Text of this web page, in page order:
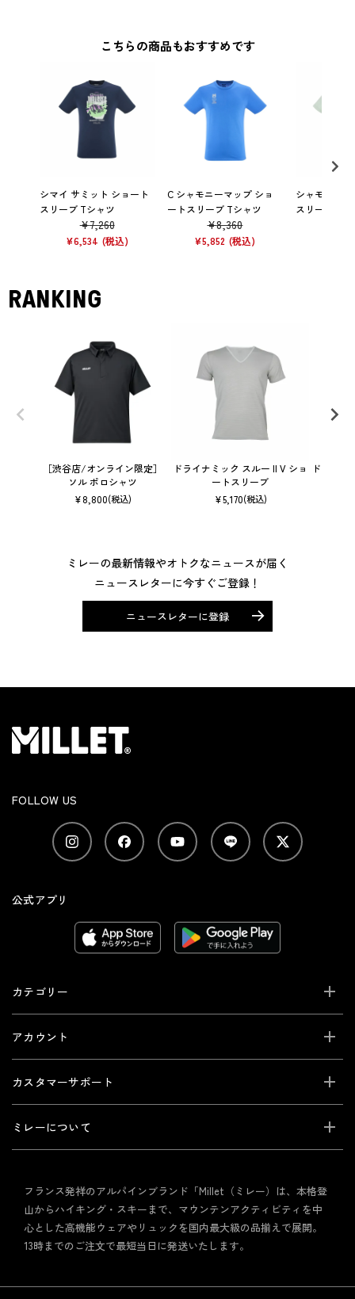
こちらの商品もおすすめです
シマイ サミット ショート
スリーブ Tシャツ
¥7,260
¥6,534
C シャモニーマップ ショ
ートスリーブ Tシャツ
¥8,360
¥5,852
シャモニー
スリーブ Tシ
RANKING
［渋谷店/オンライン限定］
ソル ポロシャツ
¥8,800(税込)
ドライナミック スルー II V ショ
ートスリーブ
¥5,170(税込)
ドライナ
ミレーの最新情報やオトクなニュースが届く
ニュースレターに今すぐご登録！
ニュースレターに登録
FOLLOW US
公式アプリ
カテゴリー
アカウント
カスタマーサポート
ミレーについて
フランス発祥のアルパインブランド「Millet（ミレー）は、本格登
山からハイキング・スキーまで、マウンテンアクティビティを中
心とした高機能ウェアやリュックを国内最大級の品揃えで展開。
13時までのご注文で最短当日に発送いたします。